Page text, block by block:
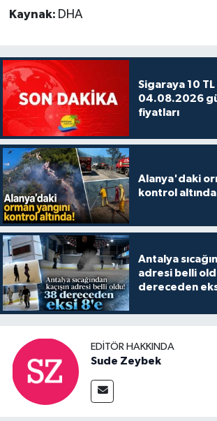
Kaynak: DHA
Sigaraya 10
04.08.2026
fiyatları
Alanya'daki
kontrol
Antalya
adresi belli
dereceden
EDITÖR HAKKINDA
Sude Zeybek